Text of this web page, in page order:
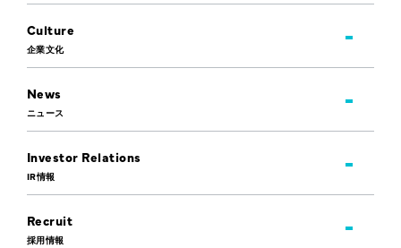
Culture
企業文化
News
ニュース
Investor Relations
IR情報
Recruit
採用情報